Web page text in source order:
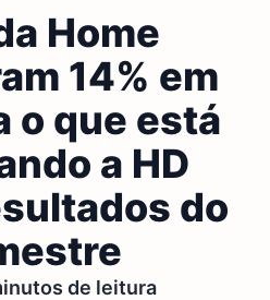
Home
14% em
o que está
a HD
do
de leitura